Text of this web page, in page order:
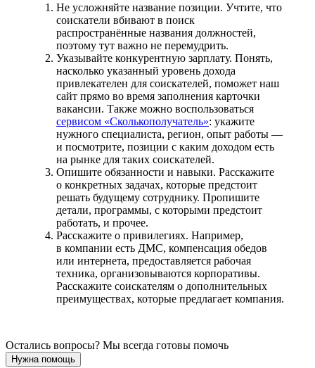
Не усложняйте название позиции. Учтите, что
соискатели вбивают в поиск
распространённые названия должностей,
поэтому тут важно не перемудрить.
Указывайте конкурентную зарплату. Понять,
насколько указанный уровень дохода
привлекателен для соискателей, поможет наш
сайт прямо во время заполнения карточки
вакансии. Также можно воспользоваться
сервисом «Сколькополучатель»: укажите
нужного специалиста, регион, опыт работы —
и посмотрите, позиции с каким доходом есть
на рынке для таких соискателей.
Опишите обязанности и навыки. Расскажите
о конкретных задачах, которые предстоит
решать будущему сотруднику. Пропишите
детали, программы, с которыми предстоит
работать, и прочее.
Расскажите о привилегиях. Например,
в компании есть ДМС, компенсация обедов
или интернета, предоставляется рабочая
техника, организовываются корпоративы.
Расскажите соискателям о дополнительных
преимуществах, которые предлагает компания.
Остались вопросы? Мы всегда готовы помочь
Нужна помощь